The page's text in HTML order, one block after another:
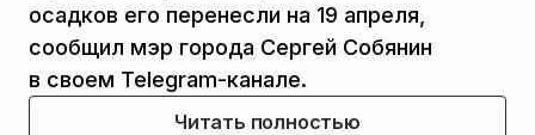
осадков его перенесли на 19 апреля,
сообщил мэр города Сергей Собянин
в своем Telegram-канале.
Читать полностью